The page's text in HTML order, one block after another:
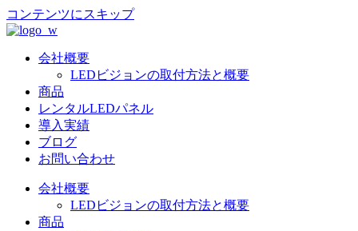
コンテンツにスキップ
会社概要
LEDビジョンの取付方法と概要
商品
レンタルLEDパネル
導入実績
ブログ
お問い合わせ
会社概要
LEDビジョンの取付方法と概要
商品